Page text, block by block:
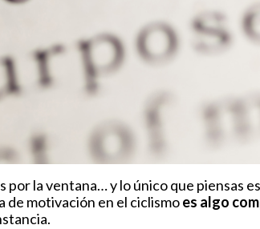
la ventana… y lo único que piensas
de motivación en el ciclismoes algo